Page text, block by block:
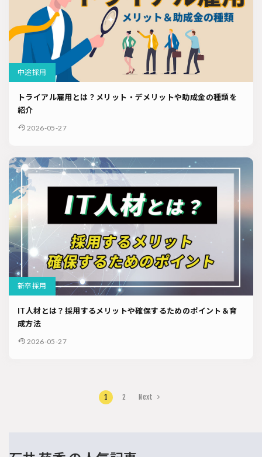
中途採用
トライアル雇用とは？メリット・デメリットや助成金の種類を
紹介
2026-05-27
新卒採用
IT人材とは？採用するメリットや確保するためのポイント＆育
成方法
2026-05-27
1 2 Next